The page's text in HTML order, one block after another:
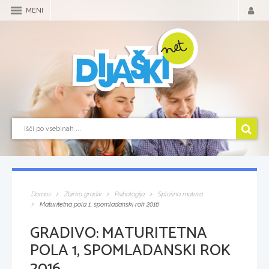
MENI
Domov Zbirka gradiv Psihologija
Splošna matura
Maturitetna pola 1, spomladanski rok 2016
GRADIVO:MATURITETNA
POLA 1, SPOMLADANSKI ROK